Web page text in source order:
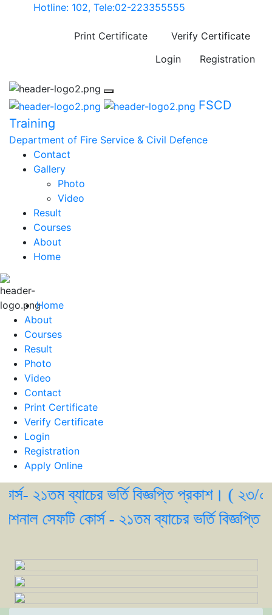
Hotline: 102, Tele:02-223355555
Print Certificate
Verify Certificate
Login
Registration
FSCD
Training
Department of Fire Service & Civil Defence
Contact
Gallery
Photo
Video
Result
Courses
About
Home
Home
About
Courses
Result
Photo
Video
Contact
Print Certificate
Verify Certificate
Login
Registration
Apply Online
২১তম ব্যাচের ভর্তি বিজ্ঞপ্তি প্রকাশ। ( ২৩/০৫/
সেফটি কোর্স - ২১তম ব্যাচের ভর্তি বিজ্ঞপ্তি